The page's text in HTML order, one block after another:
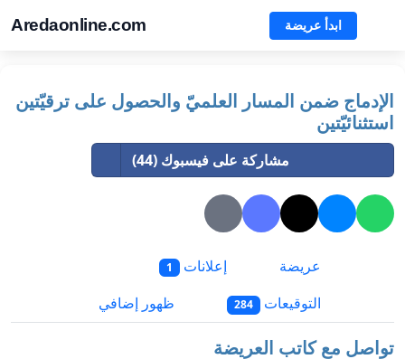
Aredaonline.com ابدأ عريضة
الإدماج ضمن المسار العلميّ والحصول على ترقيّتين
استثنائيّتين
مشاركة على فيسبوك (44)
عريضة إعلانات 1
التوقيعات 284 ظهور إضافي
تواصل مع كاتب العريضة